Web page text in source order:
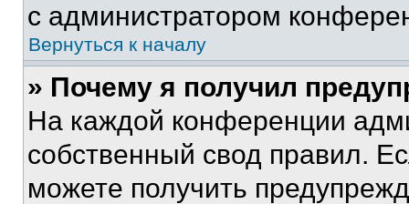
с администратором
Вернуться к началу
» Почему я получил
На каждой конференции
собственный свод правил.
можете получить